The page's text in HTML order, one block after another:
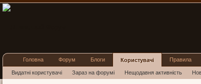
Головна Форум Блоги Користувачі
Видатні користувачі Зараз на форумі Нещодавня активність
Правила